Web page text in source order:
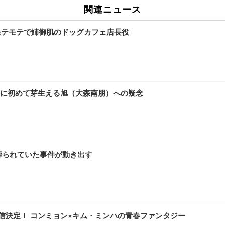
関連ニュース
モテで姉御肌のドッグカフェ店長役
初めて芽生える旭（大森南朋）への疑念
れていた事件が動き出す
定！ コンミョン×キム・ミンハの青春ファンタジー